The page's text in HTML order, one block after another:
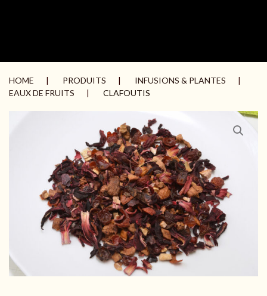
HOME PRODUITS
INFUSIONS & PLANTES
EAUX DE FRUITS
CLAFOUTIS